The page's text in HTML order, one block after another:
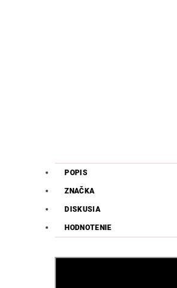
POPIS
ZNAČKA
DISKUSIA
HODNOTENIE